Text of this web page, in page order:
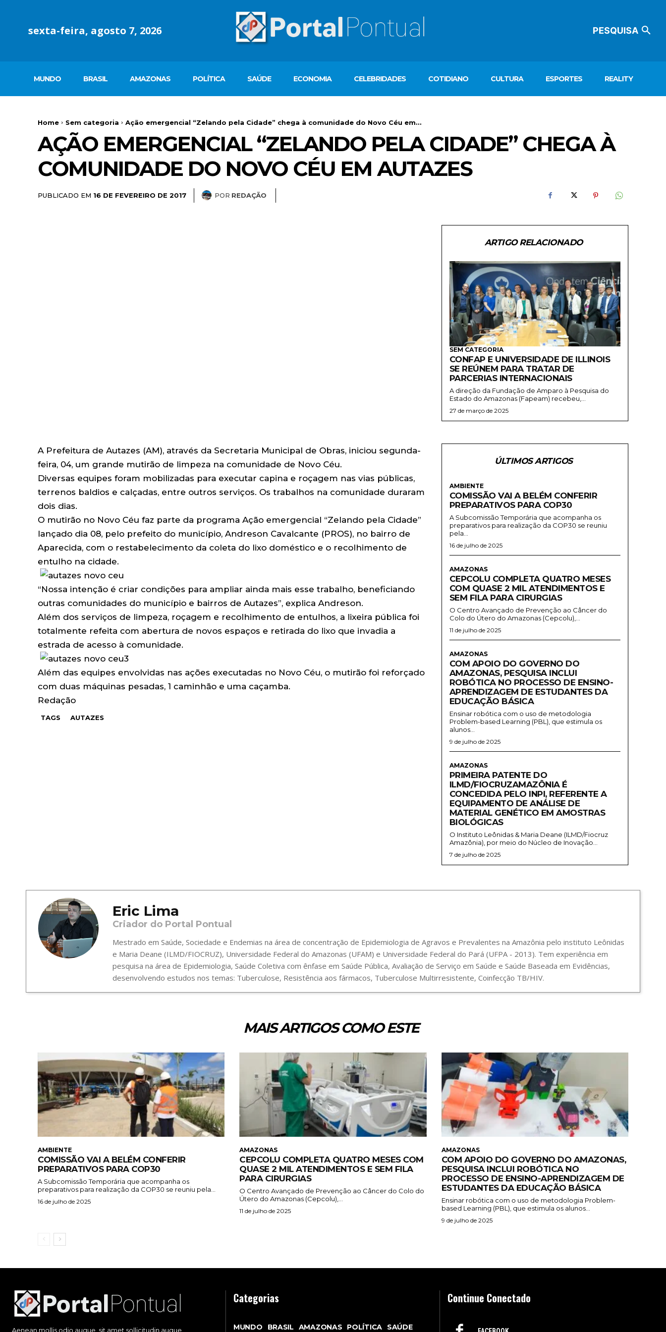
sexta-feira, agosto 7, 2026 PESQUISA
MUNDO BRASIL AMAZONAS POLÍTICA SAÚDE ECONOMIA CELEBRIDADES COTIDIANO CULTURA ESPORTES REALITY
Home Sem categoria Ação emergencial “Zelando pela Cidade” chega à comunidade do Novo Céu em...
AÇÃO EMERGENCIAL “ZELANDO PELA CIDADE” CHEGA À
COMUNIDADE DO NOVO CÉU EM AUTAZES
PUBLICADO EM 16 DE FEVEREIRO DE 2017 POR REDAÇÃO
ARTIGO RELACIONADO
SEM CATEGORIA
CONFAP E UNIVERSIDADE DE ILLINOIS
SE REÚNEM PARA TRATAR DE
PARCERIAS INTERNACIONAIS
A direção da Fundação de Amparo à Pesquisa do
Estado do Amazonas (Fapeam) recebeu,...
27 de março de 2025
A Prefeitura de Autazes (AM), através da Secretaria Municipal de Obras, iniciou segunda-
feira, 04, um grande mutirão de limpeza na comunidade de Novo Céu.
Diversas equipes foram mobilizadas para executar capina e roçagem nas vias públicas,
terrenos baldios e calçadas, entre outros serviços. Os trabalhos na comunidade duraram
dois dias.
O mutirão no Novo Céu faz parte da programa Ação emergencial “Zelando pela Cidade”
lançado dia 08, pelo prefeito do município, Andreson Cavalcante (PROS), no bairro de
Aparecida, com o restabelecimento da coleta do lixo doméstico e o recolhimento de
entulho na cidade.
“Nossa intenção é criar condições para ampliar ainda mais esse trabalho, beneficiando
outras comunidades do município e bairros de Autazes”, explica Andreson.
Além dos serviços de limpeza, roçagem e recolhimento de entulhos, a lixeira pública foi
totalmente refeita com abertura de novos espaços e retirada do lixo que invadia a
estrada de acesso à comunidade.
Além das equipes envolvidas nas ações executadas no Novo Céu, o mutirão foi reforçado
com duas máquinas pesadas, 1 caminhão e uma caçamba.
Redação
TAGS AUTAZES
ÚLTIMOS ARTIGOS
AMBIENTE
COMISSÃO VAI A BELÉM CONFERIR
PREPARATIVOS PARA COP30
A Subcomissão Temporária que acompanha os
preparativos para realização da COP30 se reuniu
pela...
16 de julho de 2025
AMAZONAS
CEPCOLU COMPLETA QUATRO MESES
COM QUASE 2 MIL ATENDIMENTOS E
SEM FILA PARA CIRURGIAS
O Centro Avançado de Prevenção ao Câncer do
Colo do Útero do Amazonas (Cepcolu),...
11 de julho de 2025
AMAZONAS
COM APOIO DO GOVERNO DO
AMAZONAS, PESQUISA INCLUI
ROBÓTICA NO PROCESSO DE ENSINO-
APRENDIZAGEM DE ESTUDANTES DA
EDUCAÇÃO BÁSICA
Ensinar robótica com o uso de metodologia
Problem-based Learning (PBL), que estimula os
alunos...
9 de julho de 2025
AMAZONAS
PRIMEIRA PATENTE DO
ILMD/FIOCRUZAMAZÔNIA É
CONCEDIDA PELO INPI, REFERENTE A
EQUIPAMENTO DE ANÁLISE DE
MATERIAL GENÉTICO EM AMOSTRAS
BIOLÓGICAS
O Instituto Leônidas & Maria Deane (ILMD/Fiocruz
Amazônia), por meio do Núcleo de Inovação...
7 de julho de 2025
Eric Lima
Criador do Portal Pontual
Mestrado em Saúde, Sociedade e Endemias na área de concentração de Epidemiologia de Agravos e Prevalentes na Amazônia pelo instituto Leônidas
e Maria Deane (ILMD/FIOCRUZ), Universidade Federal do Amazonas (UFAM) e Universidade Federal do Pará (UFPA - 2013). Tem experiência em
pesquisa na área de Epidemiologia, Saúde Coletiva com ênfase em Saúde Pública, Avaliação de Serviço em Saúde e Saúde Baseada em Evidências,
desenvolvendo estudos nos temas: Tuberculose, Resistência aos fármacos, Tuberculose Multirresistente, Coinfecção TB/HIV.
MAIS ARTIGOS COMO ESTE
AMBIENTE
COMISSÃO VAI A BELÉM CONFERIR
PREPARATIVOS PARA COP30
A Subcomissão Temporária que acompanha os
preparativos para realização da COP30 se reuniu pela...
16 de julho de 2025
AMAZONAS
CEPCOLU COMPLETA QUATRO MESES COM
QUASE 2 MIL ATENDIMENTOS E SEM FILA
PARA CIRURGIAS
O Centro Avançado de Prevenção ao Câncer do Colo do
Útero do Amazonas (Cepcolu),...
11 de julho de 2025
AMAZONAS
COM APOIO DO GOVERNO DO AMAZONAS,
PESQUISA INCLUI ROBÓTICA NO
PROCESSO DE ENSINO-APRENDIZAGEM DE
ESTUDANTES DA EDUCAÇÃO BÁSICA
Ensinar robótica com o uso de metodologia Problem-
based Learning (PBL), que estimula os alunos...
9 de julho de 2025
Aenean mollis odio augue, sit amet sollicitudin augue
Categorias
MUNDO BRASIL AMAZONAS POLÍTICA SAÚDE
Continue Conectado